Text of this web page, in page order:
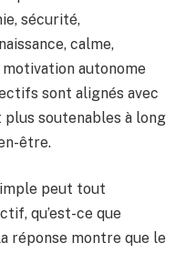
sécurité,
calme,
autonome
sont alignés avec
soutenables à long
être.
peut tout
qu’est-ce que
réponse montre que le